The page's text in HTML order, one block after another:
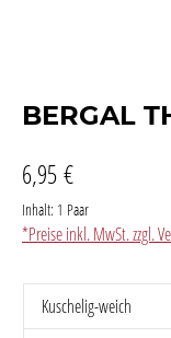
BERGAL
6,95 €
Inhalt: 1 Paar
*Preise inkl. MwSt. zzgl.
Kuschelig-weich